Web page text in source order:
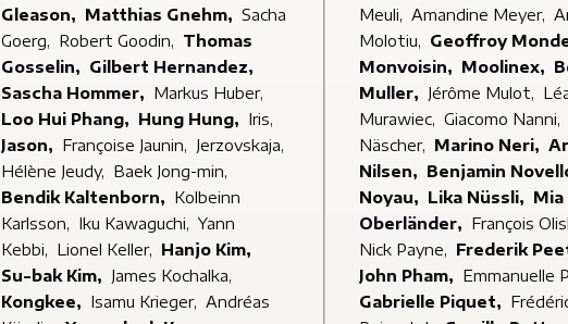
Bile Noire 1
Collectif | septembre 1997
Gleason, Matthias Gnehm, Sacha
Goerg, Robert Goodin, Thomas
Gosselin, Gilbert Hernandez,
Sascha Hommer, Markus Huber,
Loo Hui Phang, Hung Hung, Iris,
Jason, Françoise Jaunin, Jerzovskaja,
Hélène Jeudy, Baek Jong-min,
Bendik Kaltenborn, Kolbeinn
Karlsson, Iku Kawaguchi, Yann
Kebbi, Lionel Keller, Hanjo Kim,
Su-bak Kim, James Kochalka,
Kongkee, Isamu Krieger, Andréas
Meuli, Amandine Meyer,
Molotiu,
Geoffroy
Monvoisin, Moolinex,
Muller, Jérôme Mulot,
Murawiec, Giacomo Nanni,
Näscher, Marino Neri,
Nilsen, Benjamin
Noyau, Lika Nüssli, Mia
Oberländer, François
Nick Payne, Frederik
John Pham, Emmanuelle
Gabrielle Piquet,